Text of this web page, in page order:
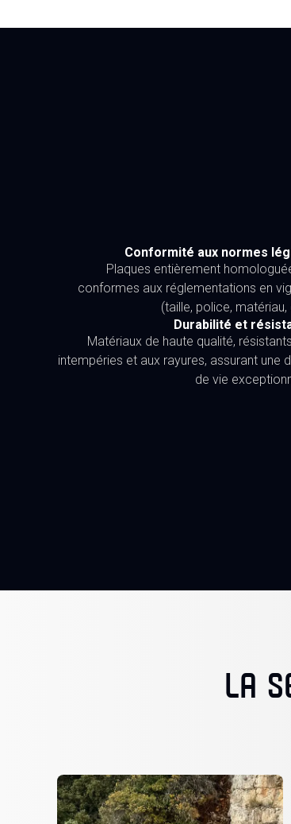
Conformité aux normes
Plaques entièrement
conformes aux réglementations en
(taille, police, matériau,
Durabilité et
Matériaux de haute qualité,
intempéries et aux rayures, assurant une
de vie
LA